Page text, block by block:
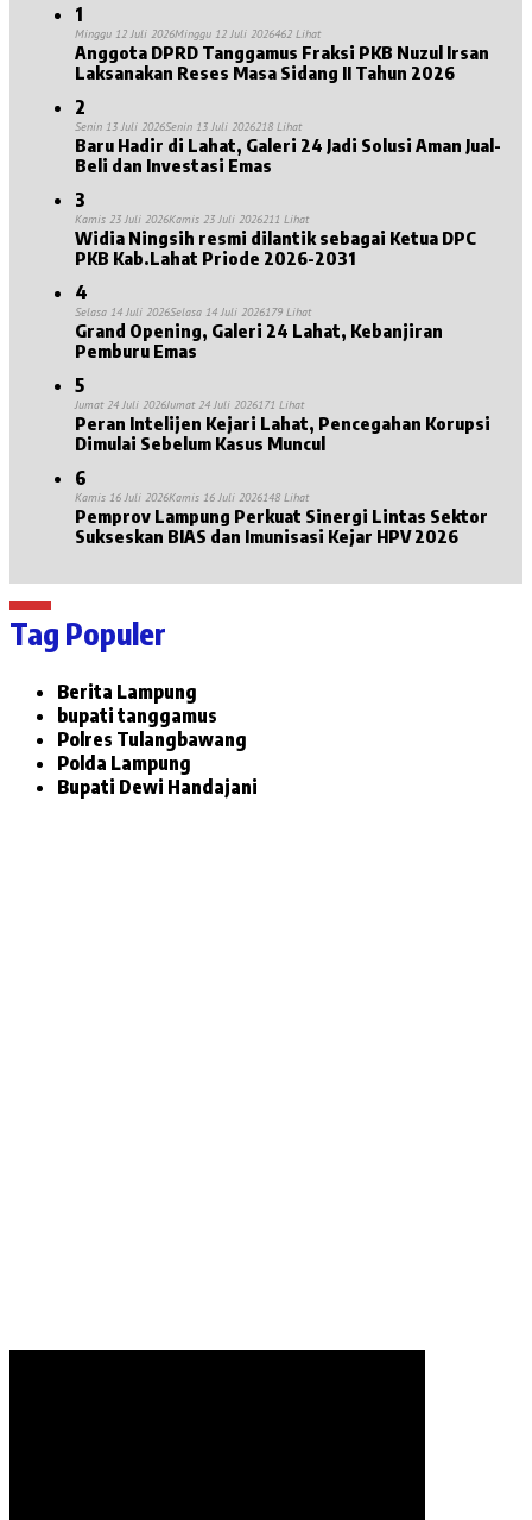
1
Minggu 12 Juli 2026Minggu 12 Juli 2026462 Lihat
Anggota DPRD Tanggamus Fraksi PKB Nuzul Irsan
Laksanakan Reses Masa Sidang II Tahun 2026
2
Senin 13 Juli 2026Senin 13 Juli 2026218 Lihat
Baru Hadir di Lahat, Galeri 24 Jadi Solusi Aman Jual-
Beli dan Investasi Emas
3
Kamis 23 Juli 2026Kamis 23 Juli 2026211 Lihat
Widia Ningsih resmi dilantik sebagai Ketua DPC
PKB Kab.Lahat Priode 2026-2031
4
Selasa 14 Juli 2026Selasa 14 Juli 2026179 Lihat
Grand Opening, Galeri 24 Lahat, Kebanjiran
Pemburu Emas
5
Jumat 24 Juli 2026Jumat 24 Juli 2026171 Lihat
Peran Intelijen Kejari Lahat, Pencegahan Korupsi
Dimulai Sebelum Kasus Muncul
6
Kamis 16 Juli 2026Kamis 16 Juli 2026148 Lihat
Pemprov Lampung Perkuat Sinergi Lintas Sektor
Sukseskan BIAS dan Imunisasi Kejar HPV 2026
Tag Populer
Berita Lampung
bupati tanggamus
Polres Tulangbawang
Polda Lampung
Bupati Dewi Handajani